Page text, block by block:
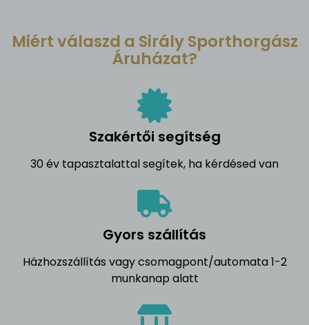
Miért válaszd a Sirály Sporthorgász
Áruházat?
Szakértői segítség
30 év tapasztalattal segítek, ha kérdésed van
Gyors szállítás
Házhozszállítás vagy csomagpont/automata 1-2
munkanap alatt